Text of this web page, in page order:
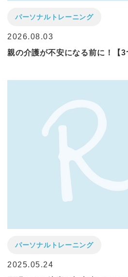
パーソナルトレーニング
2026.08.03
親の介護が不安になる前に！【
パーソナルトレーニング
2025.05.24